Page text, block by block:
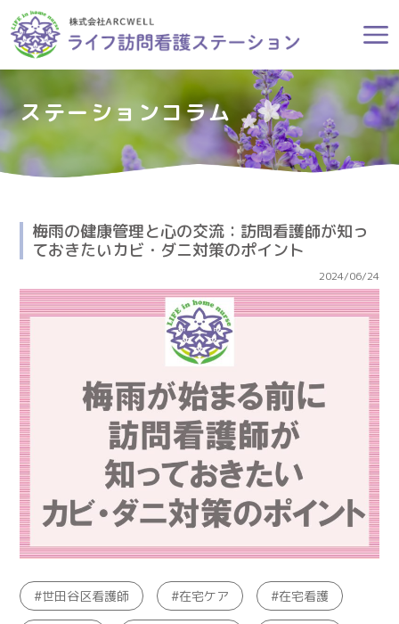
ステーションコラム
梅雨の健康管理と心の交流：訪問看護師が知っ
ておきたいカビ・ダニ対策のポイント
2024/06/24
世田谷区看護師 在宅ケア 在宅看護